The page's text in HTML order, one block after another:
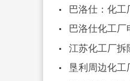
巴洛仕：化工
巴洛仕化工
江苏化工厂拆
垦利周边化工